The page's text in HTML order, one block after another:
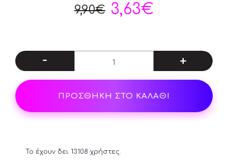
Το έχουν δει 13108 χρήστες.
9,90€ 3,63€
- +
ΠΡΟΣΘΗΚΗ ΣΤΟ ΚΑΛΑΘΙ